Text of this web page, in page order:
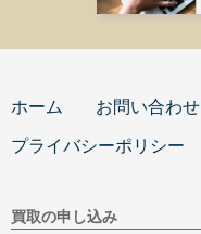
ホーム お問い合わせ
プライバシーポリシー
買取の申し込み